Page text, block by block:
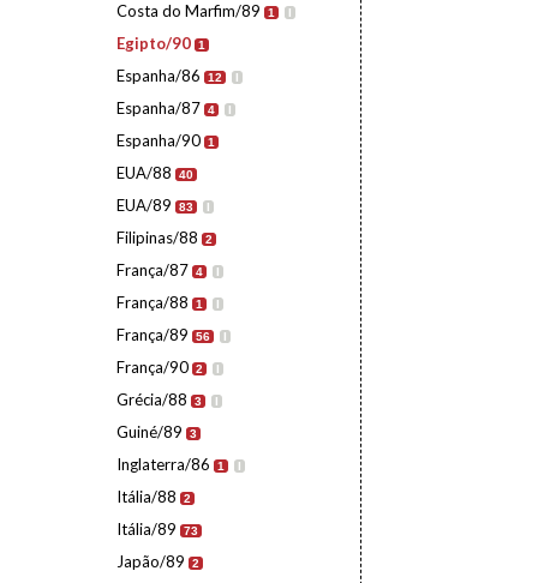
Costa do Marfim/89 1 I
Egipto/90 1
Espanha/86 12 I
Espanha/87 4 I
Espanha/90 1
EUA/88 40
EUA/89 83 I
Filipinas/88 2
França/87 4 I
França/88 1 I
França/89 56 I
França/90 2 I
Grécia/88 3 I
Guiné/89 3
Inglaterra/86 1 I
Itália/88 2
Itália/89 73
Japão/89 2